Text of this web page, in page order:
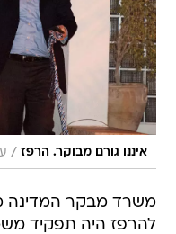
איננו גורם מבוקר. הרפז /
משרד מבקר המדינה
להרפז היה תפקיד